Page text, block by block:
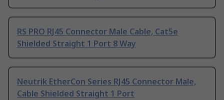
RS PRO RJ45 Connector Male Cable, Cat5e
Shielded Straight 1 Port 8 Way
Neutrik EtherCon Series RJ45 Connector Male,
Cable Shielded Straight 1 Port